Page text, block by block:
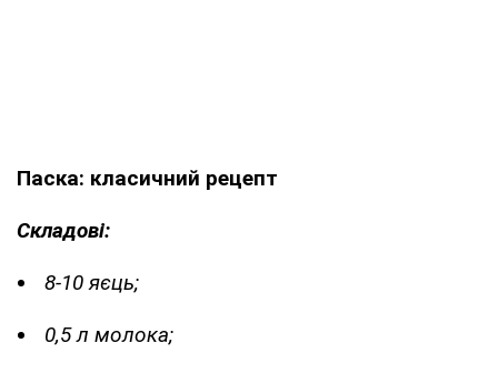
Паска: класичний рецепт
Складові:
8-10 яєць;
0,5 л молока;